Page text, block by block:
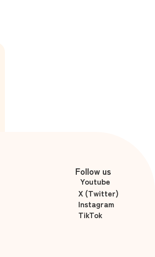
Follow us
Youtube
X (Twitter)
Instagram
TikTok